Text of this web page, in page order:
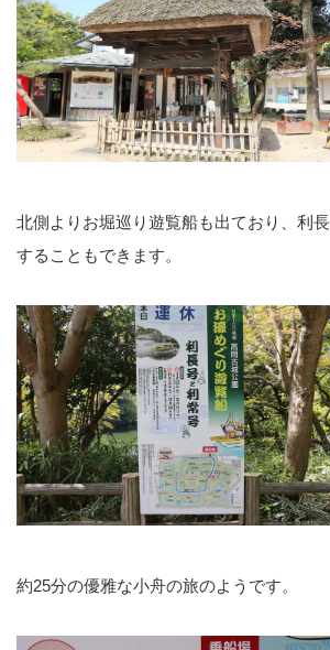
北側よりお堀巡り遊覧船も出ており、利
することもできます。
約25分の優雅な小舟の旅のようです。